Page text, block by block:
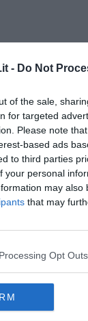
- Do Not
of the sale,
for targeted
Please note
based ads
to third parties
your personal
may
that may
Opt Outs
Marco Celati